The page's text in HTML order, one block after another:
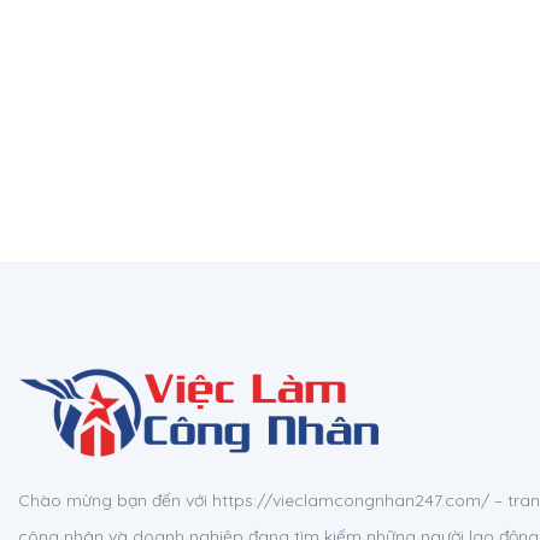
Chào mừng bạn đến với https://vieclamcongnhan247.com/ –